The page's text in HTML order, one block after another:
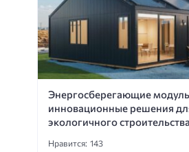
Энергосберегающие
инновационные решения
экологичного строительства
Нравится: 143